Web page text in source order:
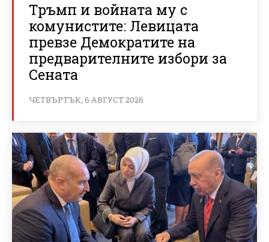
Тръмп и войната му с
комунистите: Левицата
превзе Демократите на
предварителните избори за
Сената
ЧЕТВЪРТЪК, 6 АВГУСТ 2026